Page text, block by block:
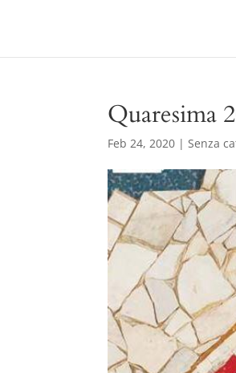
Quaresima
Feb 24, 2020 |Senza